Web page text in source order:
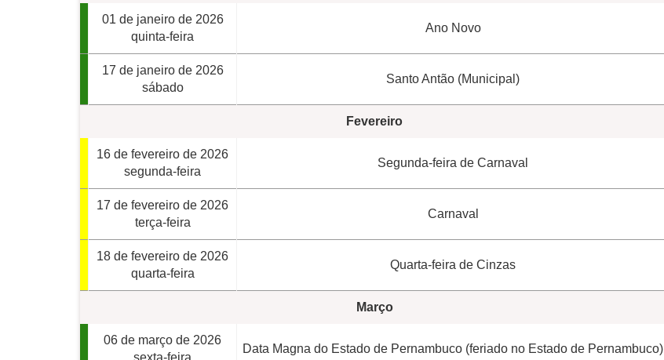
01 de janeiro de 2026
quinta-feira
Ano Novo
17 de janeiro de 2026
sábado
Santo Antão (Municipal)
Fevereiro
16 de fevereiro de 2026
segunda-feira
Segunda-feira de Carnaval
17 de fevereiro de 2026
terça-feira
Carnaval
18 de fevereiro de 2026
quarta-feira
Quarta-feira de Cinzas
Março
06 de março de 2026
sexta-feira
Data Magna do Estado de Pernambuco (feriado no Estado de Pernambuco)